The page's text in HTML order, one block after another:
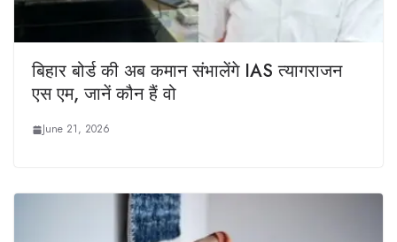
बिहार बोर्ड की अब कमान संभालेंगे IAS त्यागराजन
एस एम, जानें कौन हैं वो
June 21, 2026